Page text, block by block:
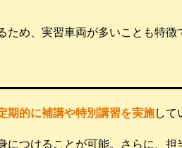
め、実習車両が多いことも特徴
期的に補講や特別講習を実施して
つけることが可能。さらに、担